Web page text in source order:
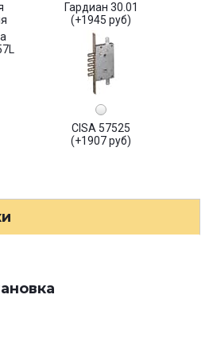
Гардиан 30.01
(+1945 руб)
CISA 57525
(+1907 руб)